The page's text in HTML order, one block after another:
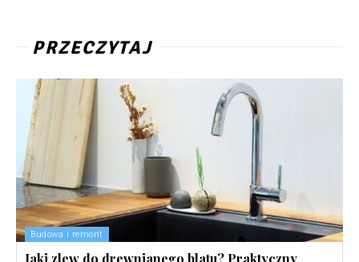
PRZECZYTAJ
Budowa i remont
Jaki zlew do drewnianego blatu? Praktyczny